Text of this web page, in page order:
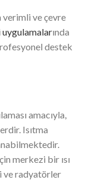
verimli ve çevre
uygulamalarında
destek
amacıyla,
Isıtma
merkezi bir ısı
ve radyatörler